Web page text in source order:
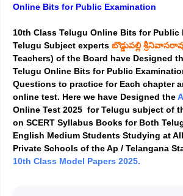
Online Bits for Public Examination
10th Class Telugu Online Bits for Public
Telugu Subject experts బొడ్డుపల్లి
Teachers) of the Board have Designed
Telugu Online Bits for Public
Questions to practice for Each chapter
online test. Here we have Designed the
Online Test 2025 for Telugu subject of
on SCERT Syllabus Books for Both
English Medium Students Studying at
Private Schools of the Ap / Telangana
10th Class Model Papers 2025.